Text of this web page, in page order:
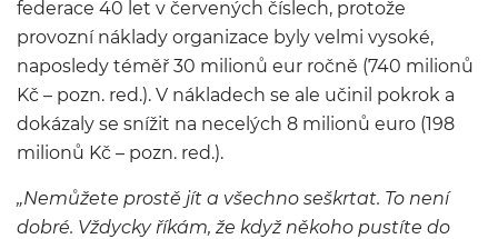
federace 40 let v červených číslech, protože
provozní náklady organizace byly velmi vysoké,
naposledy téměř 30 milionů eur ročně (740 milionů
Kč – pozn. red.). V nákladech se ale učinil pokrok a
dokázaly se snížit na necelých 8 milionů euro (198
milionů Kč – pozn. red.).
„Nemůžete prostě jít a všechno seškrtat. To není
dobré. Vždycky říkám, že když někoho pustíte do